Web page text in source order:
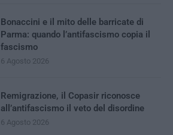
Bonaccini e il mito delle barricate di
Parma: quando l’antifascismo copia il
fascismo
6 Agosto 2026
Remigrazione, il Copasir riconosce
all’antifascismo il veto del disordine
6 Agosto 2026